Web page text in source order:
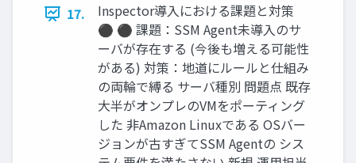
17.
Inspector導入における課題と対策
⚫ ⚫ 課題：SSM Agent未導入のサ
ーバが存在する (今後も増える可能性
がある) 対策：地道にルールと仕組み
の両輪で縛る サーバ種別 問題点 既存
大半がオンプレのVMをポーティング
した 非Amazon Linuxである OSバー
ジョンが古すぎてSSM Agentの シス